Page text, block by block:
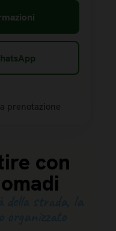
prenotazione
con